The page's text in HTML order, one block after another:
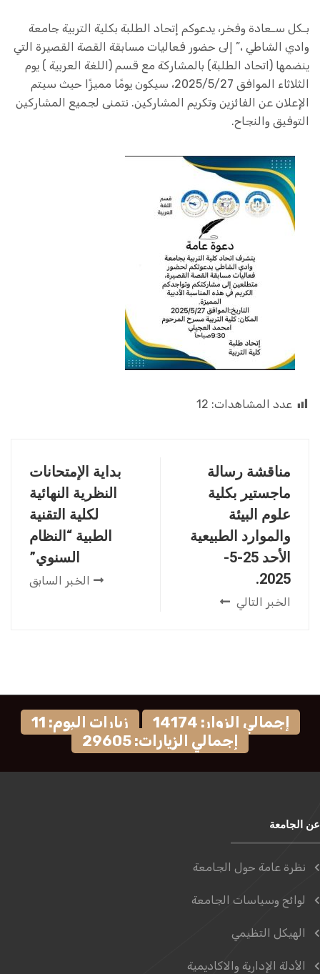
بـكل سـعادة وفخر، يدعوكم إتحاد الطلبة بكلية التربية جامعة
وادي الشاطي ،” إلى حضور فعاليات مسابقة القصة القصيرة التي
ينضمها (اتحاد الطلبة) بالمشاركة مع قسم (اللغة العربية ) يوم
الثلاثاء الموافق 2025/5/27، سيكون يومًا مميزًا حيث سيتم
الإعلان عن الفائزين وتكريم المشاركين. نتمنى لجميع المشاركين
التوفيق والنجاح.
عدد المشاهدات: 12
بداية الإمتحانات
النظرية النهائية
لكلية التقنية
الطبية “النظام
السنوي”
الخبر السابق
مناقشة رسالة
ماجستير بكلية
علوم البيئة
والموارد الطبيعية
الأحد 25-5-
2025.
الخبر التالي
إجمالي الزوار: 14174
زيارات اليوم: 11
إجمالي الزيارات: 29605
عن الجامعة
نظرة عامة حول الجامعة
لوائح وسياسات الجامعة
الهيكل التظيمي
الأدلة الإدارية والاكاديمية